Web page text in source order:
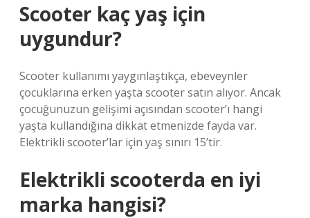
Scooter kaç yaş için
uygundur?
Scooter kullanımı yaygınlaştıkça, ebeveynler
çocuklarına erken yaşta scooter satın alıyor. Ancak
çocuğunuzun gelişimi açısından scooter’ı hangi
yaşta kullandığına dikkat etmenizde fayda var.
Elektrikli scooter’lar için yaş sınırı 15’tir.
Elektrikli scooterda en iyi
marka hangisi?